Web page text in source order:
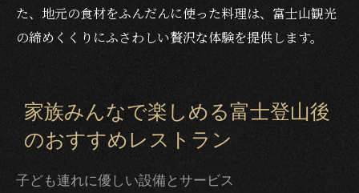
た、地元の食材をふんだんに使った料理は、富士山観光
の締めくくりにふさわしい贅沢な体験を提供します。
家族みんなで楽しめる富士登山後
のおすすめレストラン
子ども連れに優しい設備とサービス